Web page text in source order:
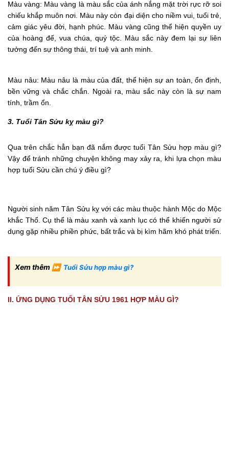
Màu vàng: Màu vàng là màu sắc của ánh nắng mặt trời rực rỡ soi
chiếu khắp muôn nơi. Màu này còn đại diện cho niềm vui, tuổi trẻ,
cảm giác yêu đời, hạnh phúc. Màu vàng cũng thể hiện quyền uy
của hoàng đế, vua chúa, quý tộc. Màu sắc này đem lại sự liên
tưởng đến sự thông thái, trí tuệ và anh minh.
Màu nâu: Màu nâu là màu của đất, thể hiện sự an toàn, ổn định,
bền vững và chắc chắn. Ngoài ra, màu sắc này còn là sự nam
tính, trầm ổn.
3. Tuổi Tân Sửu kỵ màu gì?
Qua trên chắc hẳn bạn đã nắm được tuổi Tân Sửu hợp màu gì?
Vậy để tránh những chuyện không may xảy ra, khi lựa chọn màu
hợp tuổi Sửu cần chú ý điều gì?
Người sinh năm Tân Sửu kỵ với các màu thuộc hành Mộc do Mộc
khắc Thổ. Cụ thể là màu xanh và xanh lục có thể khiến người sử
dụng gặp nhiều phiền phức, bất trắc và bị kìm hãm khó phát triển.
Xem thêm ⏩ Tuổi Sửu hợp màu gì?
II. ỨNG DỤNG TUỔI TÂN SỬU 1961 HỢP MÀU GÌ?